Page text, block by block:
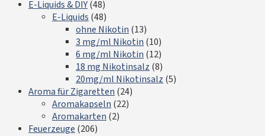
E-Liquids & DIY(48)
E-Liquids (48)
ohne Nikotin (13)
3 mg/ml Nikotin (10)
6 mg/ml Nikotin (12)
18 mg Nikotinsalz (8)
20mg/ml Nikotinsalz (5)
Aroma für Zigaretten (24)
Aromakapseln (22)
Aromakarten (2)
Feuerzeuge (206)